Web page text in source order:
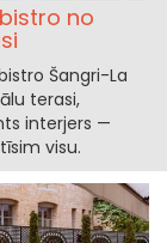
no
Šangri-La
terasi,
interjers —
visu.